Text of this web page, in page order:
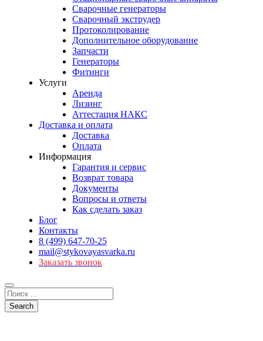
Сварочные генераторы
Сварочный экструдер
Протоколирование
Дополнительное оборудование
Запчасти
Генераторы
Фитинги
Услуги
Аренда
Лизинг
Аттестация НАКС
Доставка и оплата
Доставка
Оплата
Информация
Гарантия и сервис
Возврат товара
Документы
Вопросы и ответы
Как сделать заказ
Блог
Контакты
8 (499) 647-70-25
mail@stykovayasvarka.ru
Заказать звонок